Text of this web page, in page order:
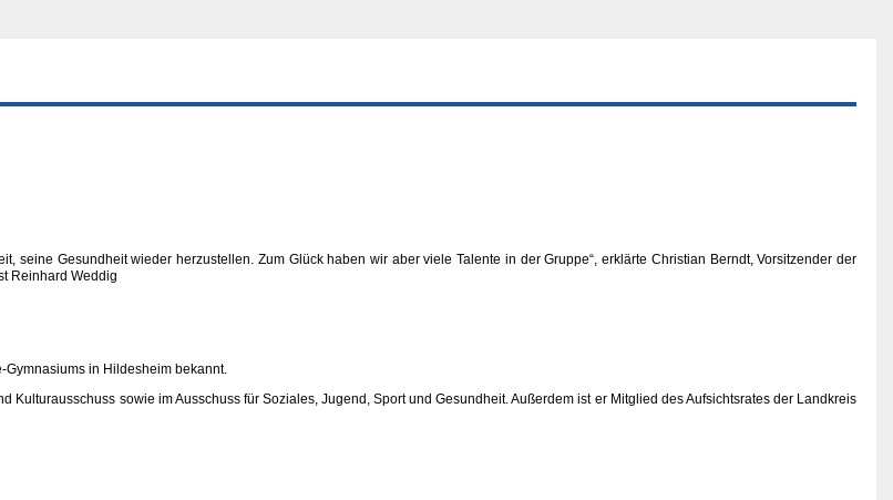
seine Gesundheit wieder herzustellen. Zum Glück haben wir aber viele Talente in der Gruppe“, erklärte Christian Berndt, Vorsitzender der
Reinhard Weddig
in Hildesheim bekannt.
sowie im Ausschuss für Soziales, Jugend, Sport und Gesundheit. Außerdem ist er Mitglied des Aufsichtsrates der Landkreis